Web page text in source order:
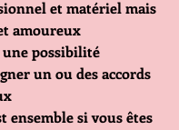
et matériel mais
amoureux
possibilité
un ou des accords
ensemble si vous êtes